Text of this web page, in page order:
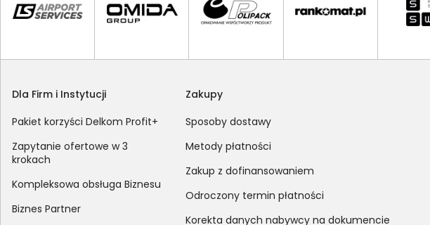
Dla Firm i Instytucji
Pakiet korzyści Delkom Profit+
Zapytanie ofertowe w 3
krokach
Kompleksowa obsługa Biznesu
Biznes Partner
Zakupy
Sposoby dostawy
Metody płatności
Zakup z dofinansowaniem
Odroczony termin płatności
Korekta danych nabywcy na dokumencie